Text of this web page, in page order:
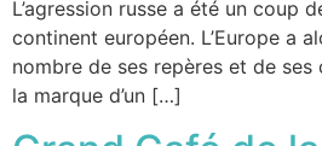
L’agression russe a été un coup
continent européen. L’Europe a
nombre de ses repères et de ses
la marque d’un […]